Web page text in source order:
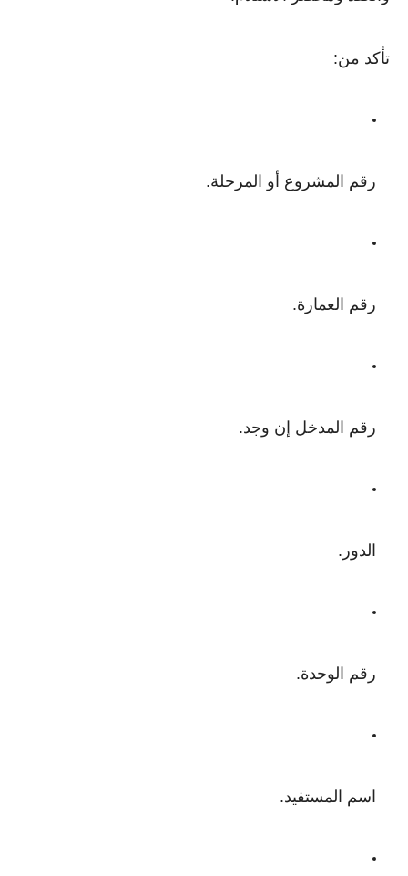
تأكد من:
رقم المشروع أو المرحلة.
رقم العمارة.
رقم المدخل إن وجد.
الدور.
رقم الوحدة.
اسم المستفيد.